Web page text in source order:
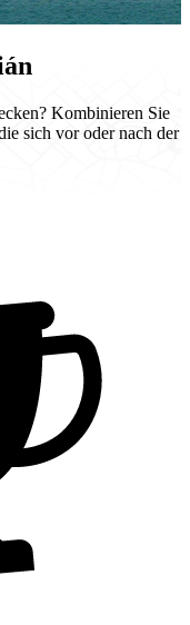
Kombinieren Sie
sich vor oder nach der